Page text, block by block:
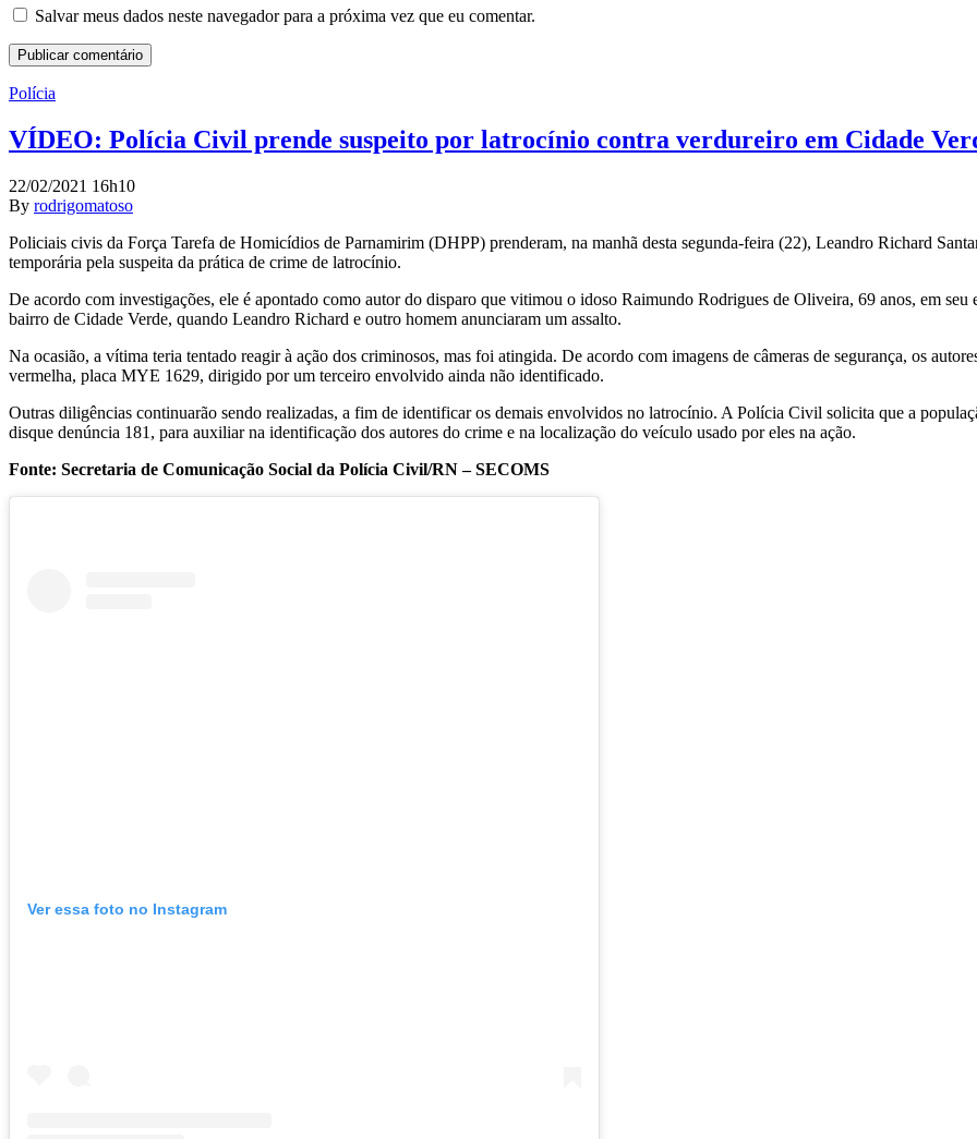
Salvar meus dados neste navegador para a próxima vez que eu comentar.
Polícia
VÍDEO: Polícia Civil prende suspeito por latrocínio contra verdureiro em Cidade
22/02/2021 16h10
By rodrigomatoso
Policiais civis da Força Tarefa de Homicídios de Parnamirim (DHPP) prenderam, na manhã desta segunda-feira (22), Leandro Richard
temporária pela suspeita da prática de crime de latrocínio.
De acordo com investigações, ele é apontado como autor do disparo que vitimou o idoso Raimundo Rodrigues de Oliveira, 69 anos, em
bairro de Cidade Verde, quando Leandro Richard e outro homem anunciaram um assalto.
Na ocasião, a vítima teria tentado reagir à ação dos criminosos, mas foi atingida. De acordo com imagens de câmeras de segurança, os
vermelha, placa MYE 1629, dirigido por um terceiro envolvido ainda não identificado.
Outras diligências continuarão sendo realizadas, a fim de identificar os demais envolvidos no latrocínio. A Polícia Civil solicita que a
disque denúncia 181, para auxiliar na identificação dos autores do crime e na localização do veículo usado por eles na ação.
Fonte: Secretaria de Comunicação Social da Polícia Civil/RN – SECOMS
Ver essa foto no Instagram